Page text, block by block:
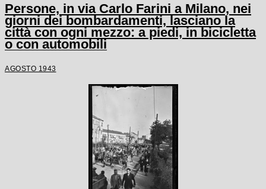
Persone, in via Carlo Farini a Milano, nei
giorni dei bombardamenti, lasciano la
città con ogni mezzo: a piedi, in bicicletta
o con automobili
AGOSTO 1943